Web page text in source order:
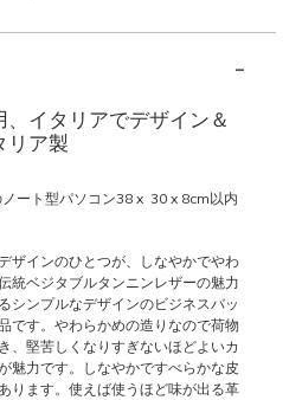
-
イタリアでデザイン＆
リア製
ノート型パソコン38 x 30 x 8cm以内
ザインのひとつが、しなやかでやわ
統ベジタブルタンニンレザーの魅力
シンプルなデザインのビジネスバッ
です。やわらかめの造りなので荷物
、堅苦しくなりすぎないほどよいカ
魅力です。しなやかですべらかな皮
ります。使えば使うほど味が出る革